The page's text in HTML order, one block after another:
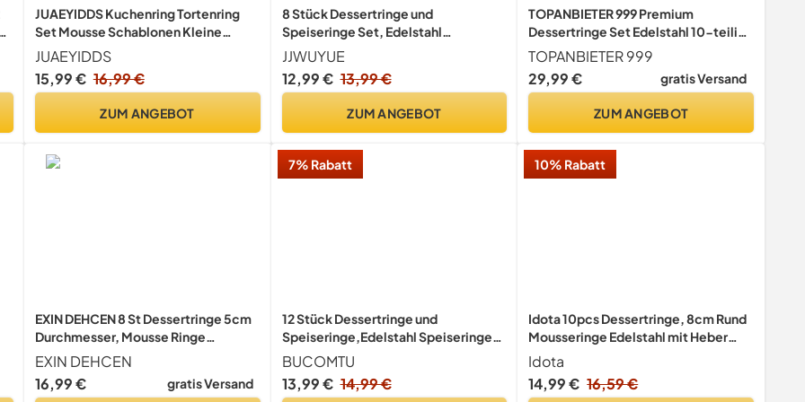
JUAEYIDDS Kuchenring Tortenring
Set Mousse Schablonen Kleine
Kuchenringe Set Edelstahl
Kuchenring Dessertringe Geeigne
Runde Speiseringe für Mousses,
JUAEYIDDS
15,99 € 16,99 €
ZUM ANGEBOT
8 Stück Dessertringe und
Speiseringe Set, Edelstahl
Speiseringe Servierringe, Ø7.5cm
Tortenring Set mit Deckel & Basis &
Schablonen, Runder Mousse Ring
Törtchenform
JJWUYUE
12,99 € 13,99 €
ZUM ANGEBOT
TOPANBIETER 999 Premium
Dessertringe Set Edelstahl 10-teilig,
Profi Speisenringe Ø 4/6/8 cm, mit
Presse & Griff, Anrichtringe,
Kochringe, Formringe für
TOPANBIETER 999
29,99 €
gratis Versand
ZUM ANGEBOT
EXIN DEHCEN 8 St Dessertringe 5cm
Durchmesser, Mousse Ringe
Dessertring Set
EXIN DEHCEN
16,99 €
gratis Versand
7% Rabatt
12 Stück Dessertringe und
Speiseringe,Edelstahl Speiseringe
mit Deckel und Sockel,8cm Runder
Mousse Ring,Geeignet für Mousse
und Kekse
BUCOMTU
13,99 € 14,99 €
10% Rabatt
Idota 10pcs Dessertringe, 8cm Rund
Mousseringe Edelstahl mit Heber
Stampfer
Idota
14,99 € 16,59 €